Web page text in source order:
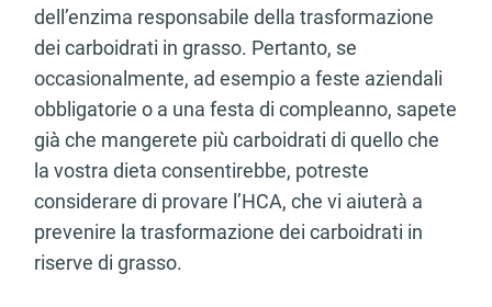
dell’enzima responsabile della trasformazione
dei carboidrati in grasso. Pertanto, se
occasionalmente, ad esempio a feste aziendali
obbligatorie o a una festa di compleanno, sapete
già che mangerete più carboidrati di quello che
la vostra dieta consentirebbe, potreste
considerare di provare l’HCA, che vi aiuterà a
prevenire la trasformazione dei carboidrati in
riserve di grasso.